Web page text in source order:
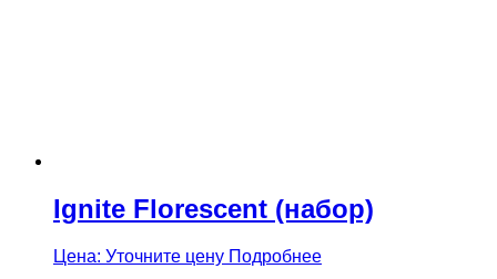
Ignite Florescent (набор)
Цена: Уточните цену Подробнее